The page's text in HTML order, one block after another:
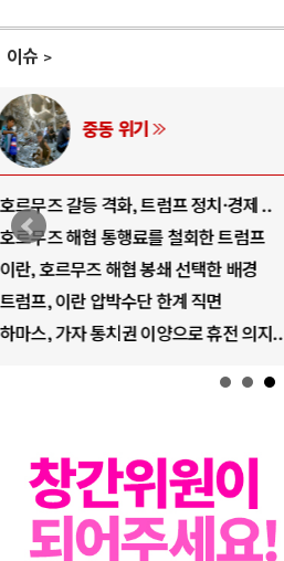
이슈
AI와 인간
중국 AI, 저가 공세로 글로벌 토큰 시..
AI 국부펀드 구상 놓고 미국 진보진영 ..
AI 데이터센터 반대 투쟁은 새로운 글로..
AI의 숨은 환경 비용: 데이터센터 확산..
AI는 어떻게 미국 민주주의를 잠식하고 ..